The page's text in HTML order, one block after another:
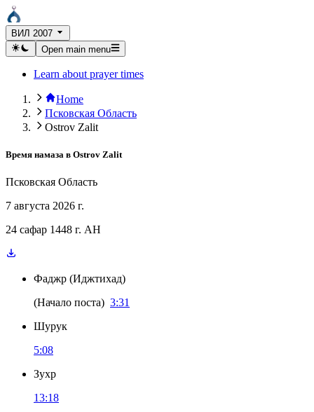
ВИЛ 2007
Open main menu
Learn about prayer times
Home
Псковская Область
Ostrov Zalit
Время намаза в Ostrov Zalit
Псковская Область
7 августа 2026 г.
24 сафар 1448 г. AH
Фаджр (Иджтихад)
(Начало поста) 3:31
Шурук
5:08
Зухр
13:18